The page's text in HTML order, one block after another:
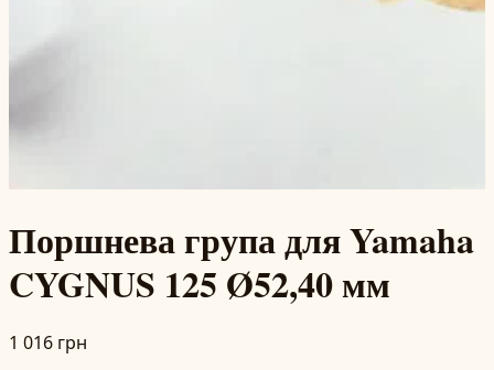
Поршнева група для Yamaha
CYGNUS 125 Ø52,40 мм
1 016 грн